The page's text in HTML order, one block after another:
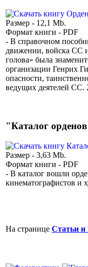
Размер - 12,1 Mb.
Формат книги - PDF
- В справочном
движении, войска СС
голова» была
организации Генрих
опасности,
ведущих деятелей СС.
"Каталог
Размер - 3,63 Mb.
Формат книги - PDF
- В каталог вошли
кинематографистов и
На странице Статьи и